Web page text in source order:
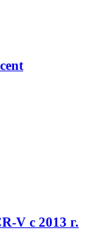
V с 2013 г.